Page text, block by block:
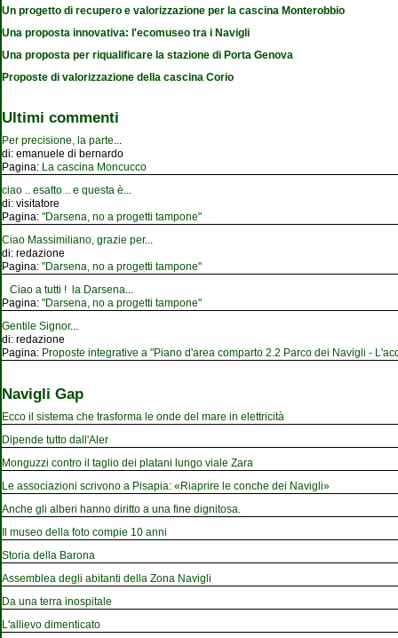
Un progetto di recupero e valorizzazione per la cascina Monterobbio
Una proposta innovativa: l'ecomuseo tra i Navigli
Una proposta per riqualificare la stazione di Porta Genova
Proposte di valorizzazione della cascina Corio
Ultimi commenti
Per precisione, la parte...
di: emanuele di bernardo
Pagina: La cascina Moncucco
ciao .. esatto .. e questa è...
di: visitatore
Pagina: "Darsena, no a progetti tampone"
Ciao Massimiliano, grazie per...
di: redazione
Pagina: "Darsena, no a progetti tampone"
Ciao a tutti ! la Darsena...
Pagina: "Darsena, no a progetti tampone"
Gentile Signor...
di: redazione
Pagina: Proposte integrative a "Piano d'area comparto 2.2 Parco dei Navigli -
Navigli Gap
Ecco il sistema che trasforma le onde del mare in elettricità
Dipende tutto dall'Aler
Monguzzi contro il taglio dei platani lungo viale Zara
Le associazioni scrivono a Pisapia: «Riaprire le conche dei Navigli»
Anche gli alberi hanno diritto a una fine dignitosa.
Il museo della foto compie 10 anni
Storia della Barona
Assemblea degli abitanti della Zona Navigli
Da una terra inospitale
L'allievo dimenticato